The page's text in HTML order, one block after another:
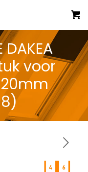
DAKEA
voor